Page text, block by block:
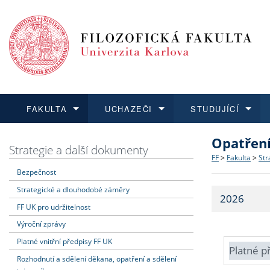
FAKULTA
Dozvědět se více
Struktura
Strategie
Fakultní
UCHAZEČI
Podat přihlášku
Co
Učitelské
STUDUJÍCÍ
Dozvědět se více
Dozvědět se více
O vědě a
Dozvědět se více
Aktuální
Strategie a další dokumenty
Bezpečnost
Strategické a dlouhodobé záměry
FF UK pro udržitelnost
Výroční zprávy
Platné vnitřní předpisy FF UK
Rozhodnutí a sdělení děkana, opatření a sdělení
FF > Fakulta >
2026
Platné